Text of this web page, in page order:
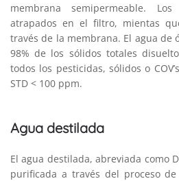
membrana semipermeable.
atrapados en el filtro, mientas
través de la membrana. El agua de
98% de los sólidos totales
todos los pesticidas, sólidos o
STD < 100 ppm.
Agua destilada
El agua destilada, abreviada como
purificada a través del proceso